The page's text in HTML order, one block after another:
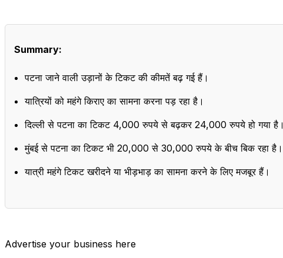
Summary:
पटना जाने वाली उड़ानों के टिकट की कीमतें बढ़ गई हैं।
यात्रियों को महंगे किराए का सामना करना पड़ रहा है।
दिल्ली से पटना का टिकट 4,000 रुपये से बढ़कर 24,000 रुपये हो गया है।
मुंबई से पटना का टिकट भी 20,000 से 30,000 रुपये के बीच बिक रहा है।
यात्री महंगे टिकट खरीदने या भीड़भाड़ का सामना करने के लिए मजबूर हैं।
Advertise your business here